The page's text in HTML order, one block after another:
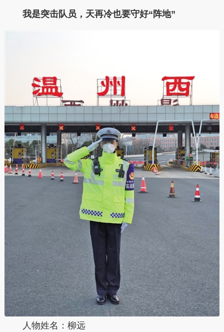
我是突击队员，天再冷也要守好“阵地”
人物姓名：柳远